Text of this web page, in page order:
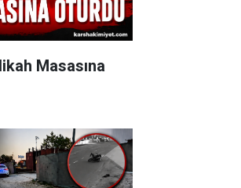
Masasına